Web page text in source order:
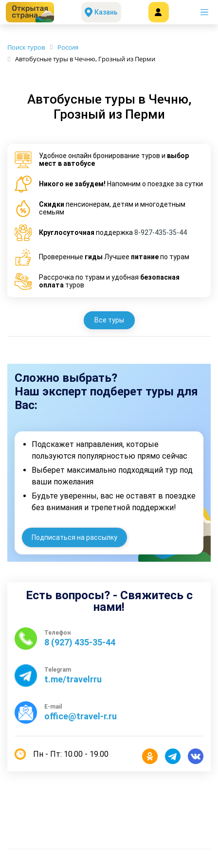
Казань
Поиск туров
Россия
Автобусные туры в Чечню, Грозный из Перми
Автобусные туры в Чечню,
Грозный из Перми
Удобное онлайн бронирование туров и выбор
мест в автобусе
Никого не забудем! Напомним о поездке за сутки
Cкидки пенсионерам, детям и многодетным
семьям
Круглосуточная поддержка 8-927-435-35-44
Проверенные гиды Лучшее питаниепо турам
Рассрочка по турам и удобная безопасная
оплата туров
Все туры
Сложно выбрать?
Наш эксперт подберет туры для
Вас:
Подскажет направления, которые
пользуются популярностью прямо сейчас
Выберет максимально подходящий тур под
ваши пожелания
Будьте уверенны, вас не оставят в поездке
без внимания и трепетной поддержки!
Подписаться на рассылку
Есть вопросы? - Свяжитесь с
нами!
Телефон
8 (927) 435-35-44
Telegram
t.me/travelrru
E-mail
office@travel-r.ru
Пн - Пт: 10.00 - 19.00